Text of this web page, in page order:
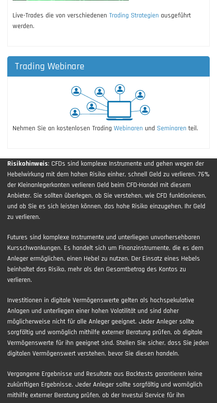
Live-Trades die von verschiedenen Trading Strategien ausgeführt
werden.
Trading Webinare
Nehmen Sie an kostenlosen Trading Webinaren und Seminaren teil.
Risikohinweis: CFDs sind komplexe Instrumente und gehen wegen der
Hebelwirkung mit dem hohen Risiko einher, schnell Geld zu verlieren. 76%
der Kleinanlegerkonten verlieren Geld beim CFD-Handel mit diesem
Anbieter. Sie sollten überlegen, ob Sie verstehen, wie CFD funktionieren,
und ob Sie es sich leisten können, das hohe Risiko einzugehen, Ihr Geld
zu verlieren.
Futures sind komplexe Instrumente und unterliegen unvorhersehbaren
Kursschwankungen. Es handelt sich um Finanzinstrumente, die es dem
Anleger ermöglichen, einen Hebel zu nutzen. Der Einsatz eines Hebels
beinhaltet das Risiko, mehr als den Gesamtbetrag des Kontos zu
verlieren.
Investitionen in digitale Vermögenswerte gelten als hochspekulative
Anlagen und unterliegen einer hohen Volatilität und sind daher
möglicherweise nicht für alle Anleger geeignet. Jeder Anleger sollte
sorgfältig und womöglich mithilfe externer Beratung prüfen, ob digitale
Vermögenswerte für ihn geeignet sind. Stellen Sie sicher, dass Sie jeden
digitalen Vermögenswert verstehen, bevor Sie diesen handeln.
Vergangene Ergebnisse und Resultate aus Backtests garantieren keine
zukünftigen Ergebnisse. Jeder Anleger sollte sorgfältig und womöglich
mithilfe externer Beratung prüfen, ob der Investui Service für ihn